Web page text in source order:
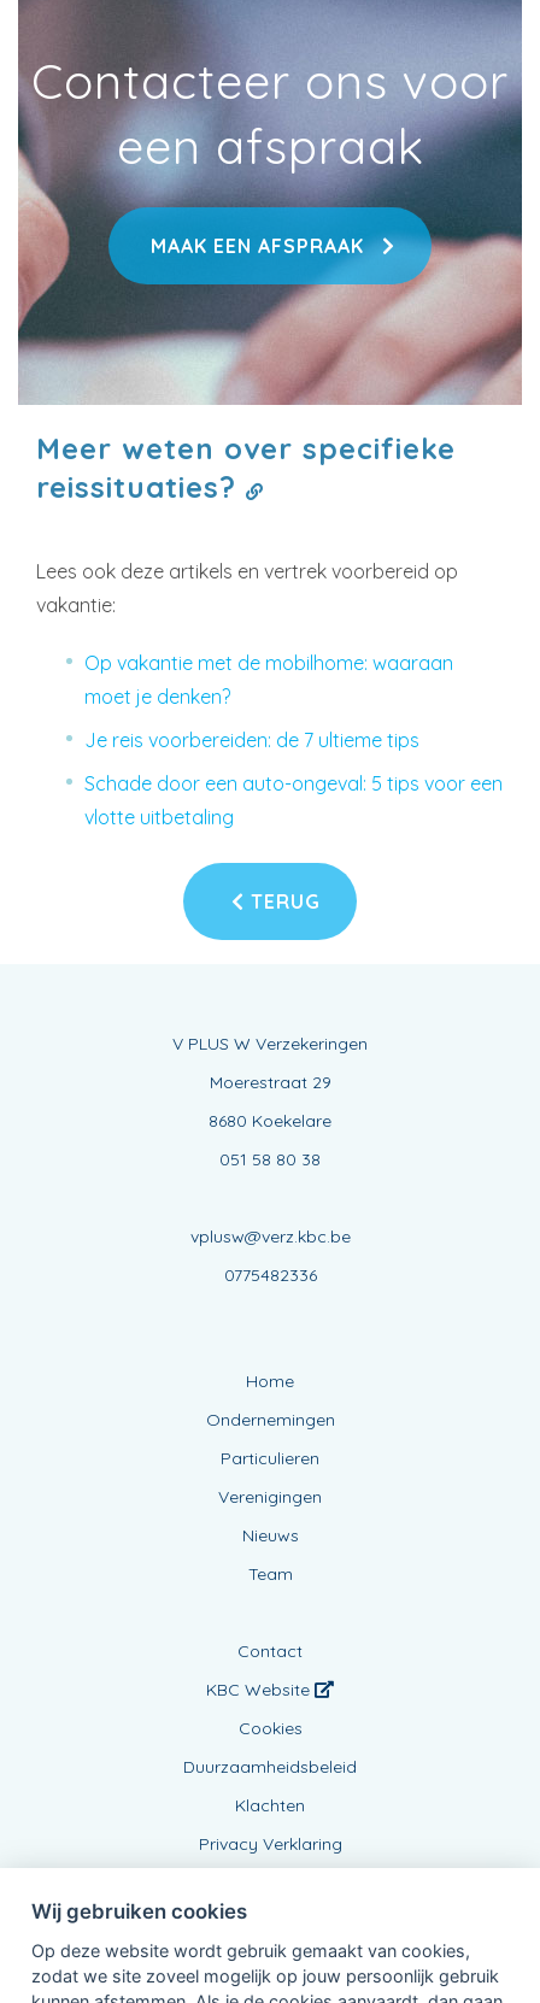
Contacteer ons voor
een afspraak
MAAK EEN AFSPRAAK
Meer weten over specifieke
reissituaties?
Lees ook deze artikels en vertrek voorbereid op
vakantie:
Op vakantie met de mobilhome: waaraan
moet je denken?
Je reis voorbereiden: de 7 ultieme tips
Schade door een auto-ongeval: 5 tips voor een
vlotte uitbetaling
TERUG
V PLUS W Verzekeringen
Moerestraat 29
8680 Koekelare
051 58 80 38
vplusw@verz.kbc.be
0775482336
Home
Ondernemingen
Particulieren
Verenigingen
Nieuws
Team
Contact
KBC Website
Cookies
Duurzaamheidsbeleid
Klachten
Privacy Verklaring
Wij gebruiken cookies
Op deze website wordt gebruik gemaakt van cookies,
zodat we site zoveel mogelijk op jouw persoonlijk gebruik